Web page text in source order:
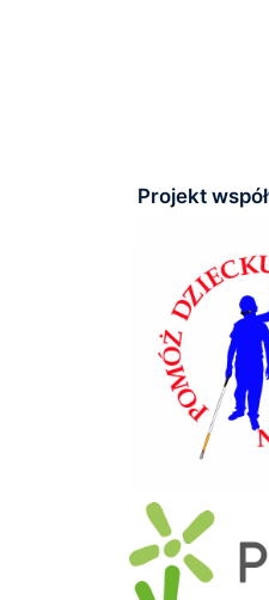
Projekt